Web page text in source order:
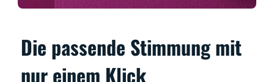
Die passende Stimmung mit
nur einem Klick